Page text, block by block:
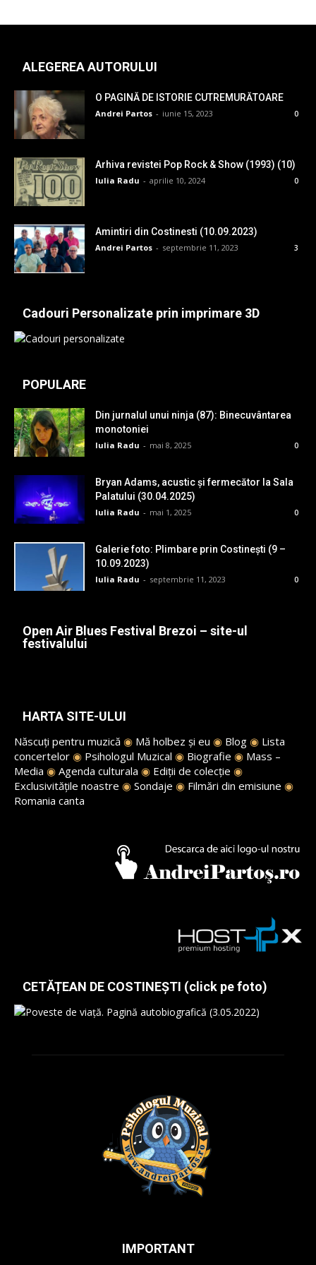
ALEGEREA AUTORULUI
O PAGINĂ DE ISTORIE CUTREMURĂTOARE
Andrei Partos - iunie 15, 2023 0
Arhiva revistei Pop Rock & Show (1993) (10)
Iulia Radu - aprilie 10, 2024 0
Amintiri din Costinesti (10.09.2023)
Andrei Partos - septembrie 11, 2023 3
Cadouri Personalizate prin imprimare 3D
POPULARE
Din jurnalul unui ninja (87): Binecuvântarea
monotoniei
Iulia Radu - mai 8, 2025 0
Bryan Adams, acustic și fermecător la Sala
Palatului (30.04.2025)
Iulia Radu - mai 1, 2025 0
Galerie foto: Plimbare prin Costinești (9 –
10.09.2023)
Iulia Radu - septembrie 11, 2023 0
Open Air Blues Festival Brezoi – site-ul
festivalului
HARTA SITE-ULUI
Născuți pentru muzică ◉ Mă holbez și eu ◉ Blog ◉ Lista
concertelor ◉ Psihologul Muzical ◉ Biografie ◉ Mass –
Media ◉ Agenda culturala ◉ Ediții de colecție ◉
Exclusivitățile noastre ◉ Sondaje ◉ Filmări din emisiune ◉
Romania canta
CETĂȚEAN DE COSTINEȘTI (click pe foto)
IMPORTANT